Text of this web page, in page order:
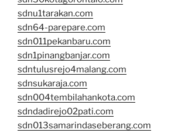
sdnu1tarakan.com
sdn64-parepare.com
sdn011pekanbaru.com
sdn1pinangbanjar.com
sdntulusrejo4malang.com
sdnsukaraja.com
sdn004tembilahankota.com
sdndadirejo02pati.com
sdn013samarindaseberang.com